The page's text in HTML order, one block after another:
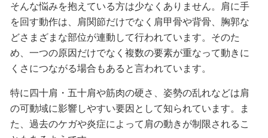
そんな悩みを抱えている方は少なくありません。肩に手
を回す動作は、肩関節だけでなく肩甲骨や背骨、胸郭な
どさまざまな部位が連動して行われています。そのた
め、一つの原因だけでなく複数の要素が重なって動きに
くさにつながる場合もあると言われています。
特に四十肩・五十肩や筋肉の硬さ、姿勢の乱れなどは肩
の可動域に影響しやすい要因として知られています。ま
た、過去のケガや炎症によって肩の動きが制限されるこ